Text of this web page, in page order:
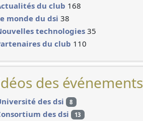
du club 168
monde du dsi 38
technologies 35
du club 110
des événements
des dsi 8
des dsi 13